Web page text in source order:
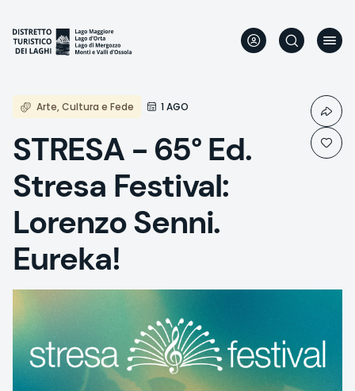
Inhalt
Arte, Cultura e Fede 1 AGO
STRESA - 65° Ed.
Stresa Festival:
Lorenzo Senni.
Eureka!